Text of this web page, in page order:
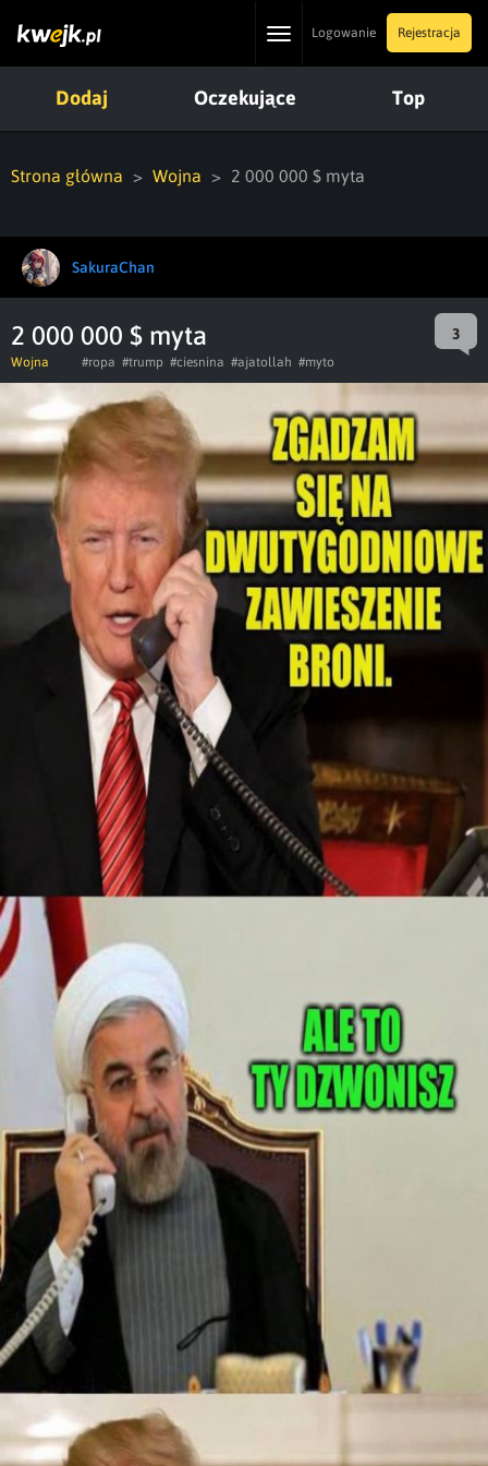
ToggleLogowanie Rejestracja
Dodaj Oczekujące Top
Strona główna Wojna 2 000 000 $ myta
SakuraChan
2 000 000 $ myta 3
Wojna #ropa #trump #ciesnina #ajatollah #myto